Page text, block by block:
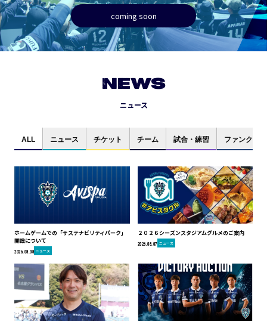
coming soon
NEWS
ニュース
ALL ニュース チケット チーム 試合・練習 ファンクラブ
ホームゲームでの「サステナビリティパーク」
開設について
2026.08.08 ニュース
２０２６シーズンスタジアムグルメのご案内
2026.08.07 ニュース